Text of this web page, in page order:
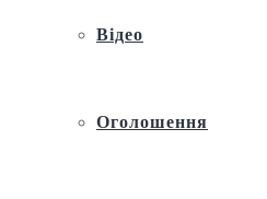
Відео
Оголошення